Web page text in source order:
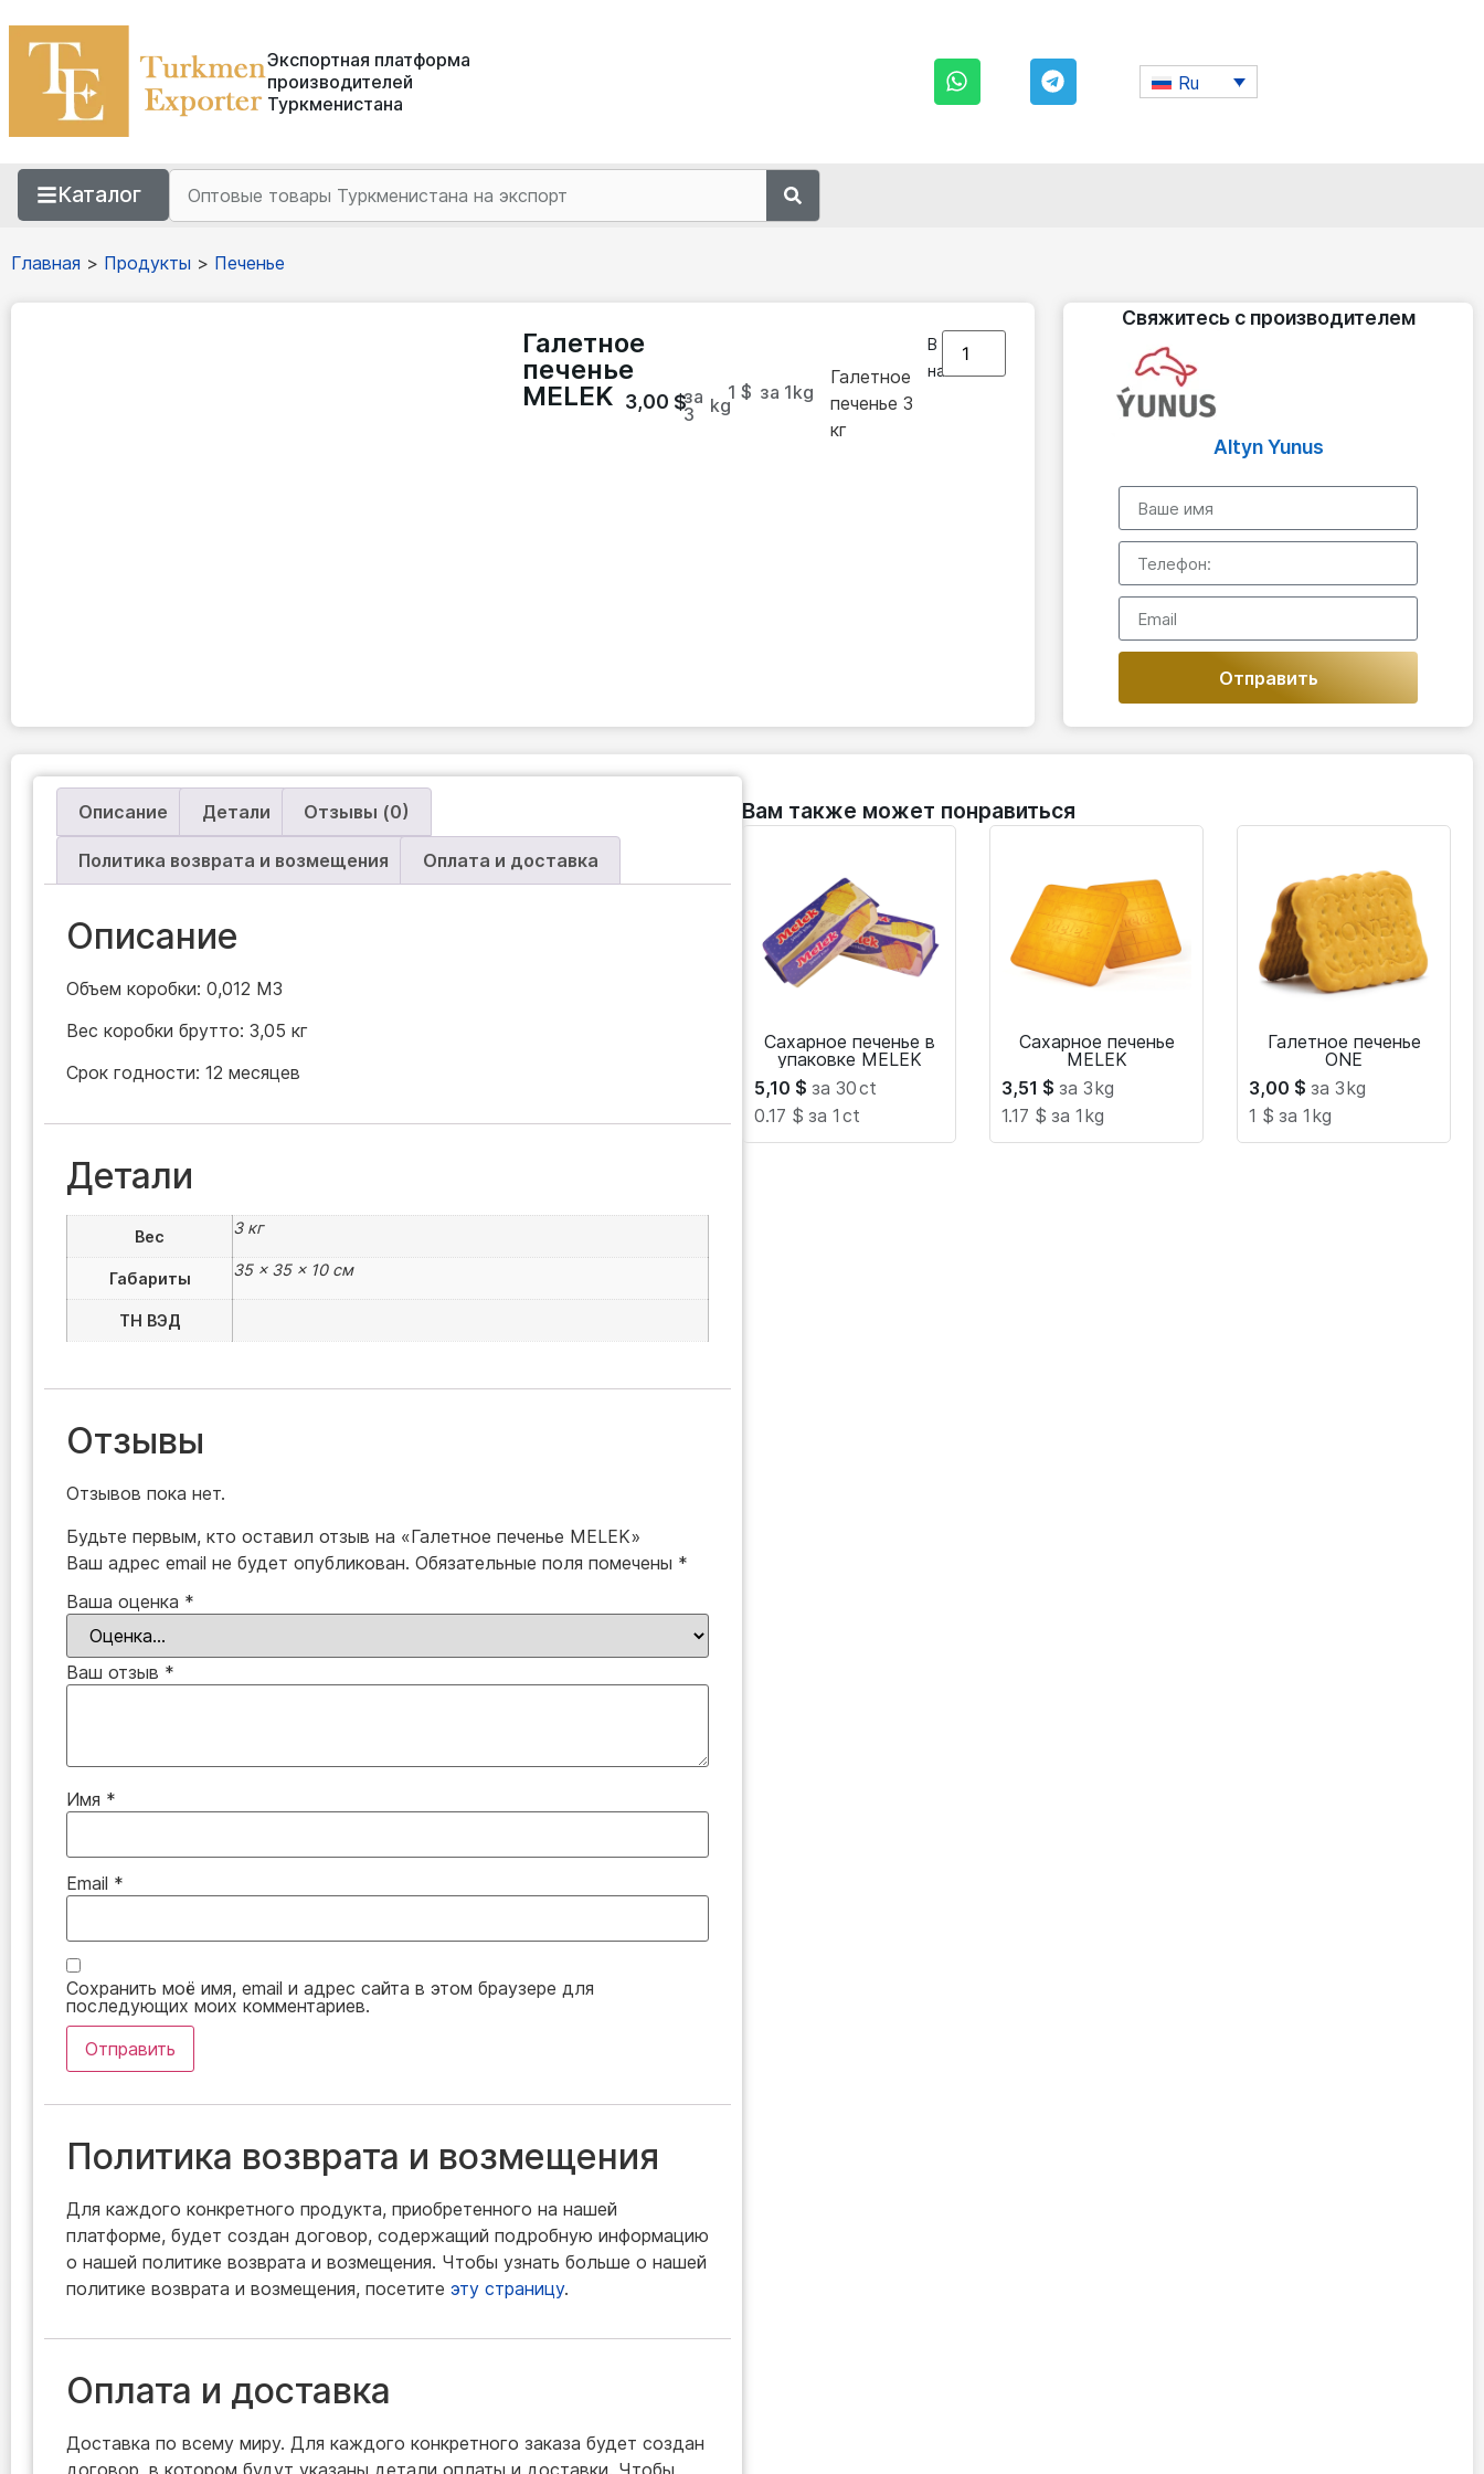
Экспортная платформа
производителей
Туркменистана
Ru
Каталог
Главная > Продукты > Печенье
Галетное
печенье
MELEK 3,00 $за
3
kg
1 $ за 1kg
Галетное
печенье 3
кг
В
наличии
Свяжитесь с производителем
Altyn Yunus
Отправить
Описание Детали Отзывы (0)
Политика возврата и возмещения Оплата и доставка
Описание
Объем коробки: 0,012 M3
Вес коробки брутто: 3,05 кг
Срок годности: 12 месяцев
Детали
Вес 3 кг
Габариты 35 × 35 × 10 см
ТН ВЭД
Отзывы
Отзывов пока нет.
Будьте первым, кто оставил отзыв на «Галетное печенье MELEK»
Ваш адрес email не будет опубликован. Обязательные поля помечены *
Ваша оценка *
Ваш отзыв *
Имя *
Email *
Сохранить моё имя, email и адрес сайта в этом браузере для
последующих моих комментариев.
Политика возврата и возмещения
Для каждого конкретного продукта, приобретенного на нашей
платформе, будет создан договор, содержащий подробную информацию
о нашей политике возврата и возмещения. Чтобы узнать больше о нашей
политике возврата и возмещения, посетите эту страницу.
Оплата и доставка
Доставка по всему миру. Для каждого конкретного заказа будет создан
договор, в котором будут указаны детали оплаты и доставки. Чтобы
Вам также может понравиться
Сахарное печенье в
упаковке MELEK
5,10 $ за 30ct
0.17 $ за 1 ct
Сахарное печенье
MELEK
3,51 $ за 3kg
1.17 $ за 1 kg
Галетное печенье
ONE
3,00 $ за 3kg
1 $ за 1 kg